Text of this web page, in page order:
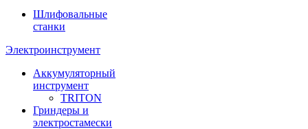
Шлифовальные
станки
Электроинструмент
Аккумуляторный
инструмент
TRITON
Гриндеры и
электростамески